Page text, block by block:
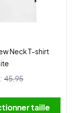
Neck T-shirt
45,95
taille